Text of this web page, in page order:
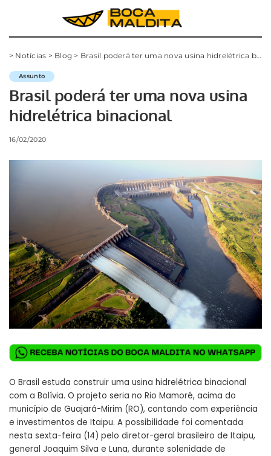
> Notícias > Blog > Brasil poderá ter uma nova usina hidrelétrica binacional
Assunto
Brasil poderá ter uma nova usina
hidrelétrica binacional
16/02/2020
O Brasil estuda construir uma usina hidrelétrica binacional
com a Bolívia. O projeto seria no Rio Mamoré, acima do
município de Guajará-Mirim (RO), contando com experiência
e investimentos de Itaipu. A possibilidade foi comentada
nesta sexta-feira (14) pelo diretor-geral brasileiro de Itaipu,
general Joaquim Silva e Luna, durante solenidade de